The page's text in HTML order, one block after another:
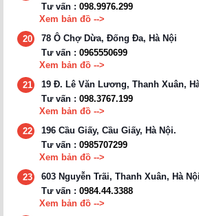
Tư vấn : 098.9976.299
Xem bản đồ -->
20
78 Ô Chợ Dừa, Đống Đa, Hà Nội
Tư vấn : 0965550699
Xem bản đồ -->
21
19 Đ. Lê Văn Lương, Thanh Xuân,
Tư vấn : 098.3767.199
Xem bản đồ -->
22
196 Cầu Giấy, Cầu Giấy, Hà Nội.
Tư vấn : 0985707299
Xem bản đồ -->
23
603 Nguyễn Trãi, Thanh Xuân, Hà Nội
Tư vấn : 0984.44.3388
Xem bản đồ -->